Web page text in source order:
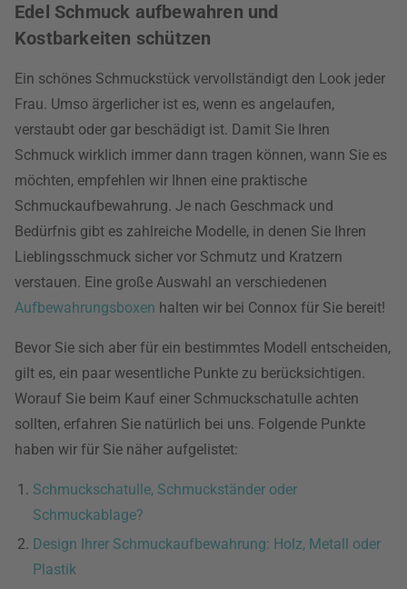
Edel Schmuck aufbewahren und
Kostbarkeiten schützen
Ein schönes Schmuckstück vervollständigt den Look jeder
Frau. Umso ärgerlicher ist es, wenn es angelaufen,
verstaubt oder gar beschädigt ist. Damit Sie Ihren
Schmuck wirklich immer dann tragen können, wann Sie es
möchten, empfehlen wir Ihnen eine praktische
Schmuckaufbewahrung. Je nach Geschmack und
Bedürfnis gibt es zahlreiche Modelle, in denen Sie Ihren
Lieblingsschmuck sicher vor Schmutz und Kratzern
verstauen. Eine große Auswahl an verschiedenen
Aufbewahrungsboxen halten wir bei Connox für Sie bereit!
Bevor Sie sich aber für ein bestimmtes Modell entscheiden,
gilt es, ein paar wesentliche Punkte zu berücksichtigen.
Worauf Sie beim Kauf einer Schmuckschatulle achten
sollten, erfahren Sie natürlich bei uns. Folgende Punkte
haben wir für Sie näher aufgelistet:
Schmuckschatulle, Schmuckständer oder
Schmuckablage?
Design Ihrer Schmuckaufbewahrung: Holz, Metall oder
Plastik